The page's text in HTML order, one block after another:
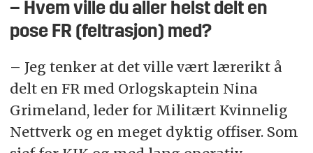
– Hvem ville du aller helst delt en
pose FR (feltrasjon) med?
– Jeg tenker at det ville vært lærerikt å
delt en FR med Orlogskaptein Nina
Grimeland, leder for Militært Kvinnelig
Nettverk og en meget dyktig offiser. Som